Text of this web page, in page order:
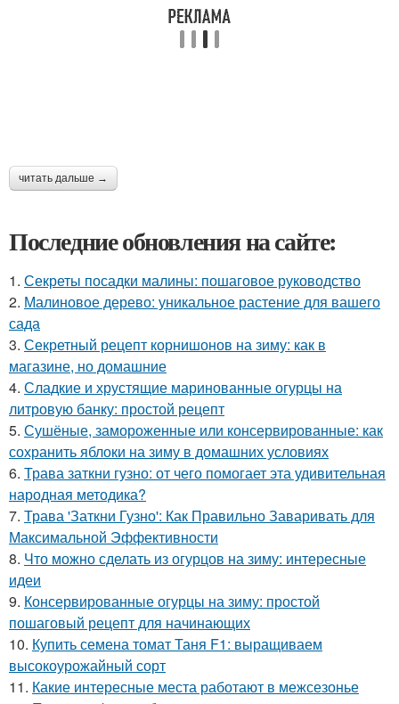
читать дальше →
Последние обновления на сайте:
1. Секреты посадки малины: пошаговое руководство
2. Малиновое дерево: уникальное растение для вашего
сада
3. Секретный рецепт корнишонов на зиму: как в
магазине, но домашние
4. Сладкие и хрустящие маринованные огурцы на
литровую банку: простой рецепт
5. Сушёные, замороженные или консервированные: как
сохранить яблоки на зиму в домашних условиях
6. Трава заткни гузно: от чего помогает эта удивительная
народная методика?
7. Трава 'Заткни Гузно': Как Правильно Заваривать для
Максимальной Эффективности
8. Что можно сделать из огурцов на зиму: интересные
идеи
9. Консервированные огурцы на зиму: простой
пошаговый рецепт для начинающих
10. Купить семена томат Таня F1: выращиваем
высокоурожайный сорт
11. Какие интересные места работают в межсезонье